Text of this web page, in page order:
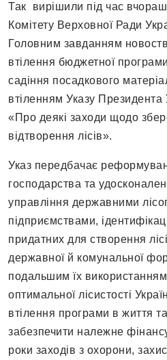
Так вирішили під час
Комітету Верховної Ради
Головним завданням
втілення бюджетної
садіння посадкового
втіленням Указу
«Про деякі заходи щодо
відтворення лісів».
Указ передбачає
господарства та
управління державними
підприємствами,
придатних для створення
державної й комунальної
подальшим їх
оптимальної лісистості
втілення програми в життя
забезпечити належне
роки заходів з охорони,